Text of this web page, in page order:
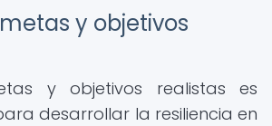
y objetivos
y objetivos realistas es
desarrollar la resiliencia en